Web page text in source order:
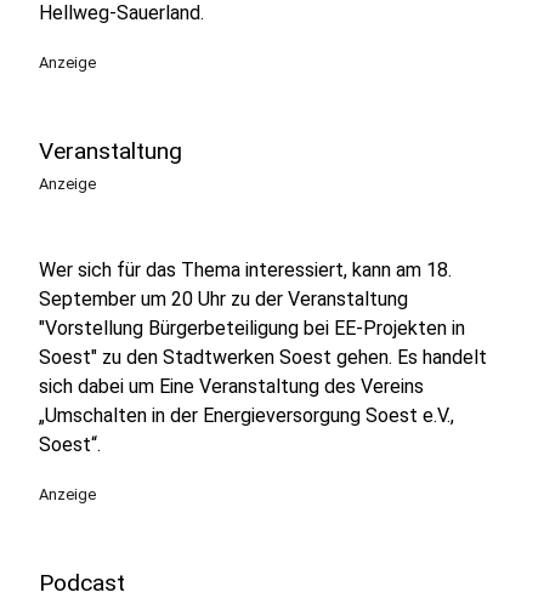
Hellweg-Sauerland.
Anzeige
Veranstaltung
Anzeige
Wer sich für das Thema interessiert, kann am 18.
September um 20 Uhr zu der Veranstaltung
"Vorstellung Bürgerbeteiligung bei EE-Projekten in
Soest" zu den Stadtwerken Soest gehen. Es handelt
sich dabei um Eine Veranstaltung des Vereins
„Umschalten in der Energieversorgung Soest e.V.,
Soest“.
Anzeige
Podcast